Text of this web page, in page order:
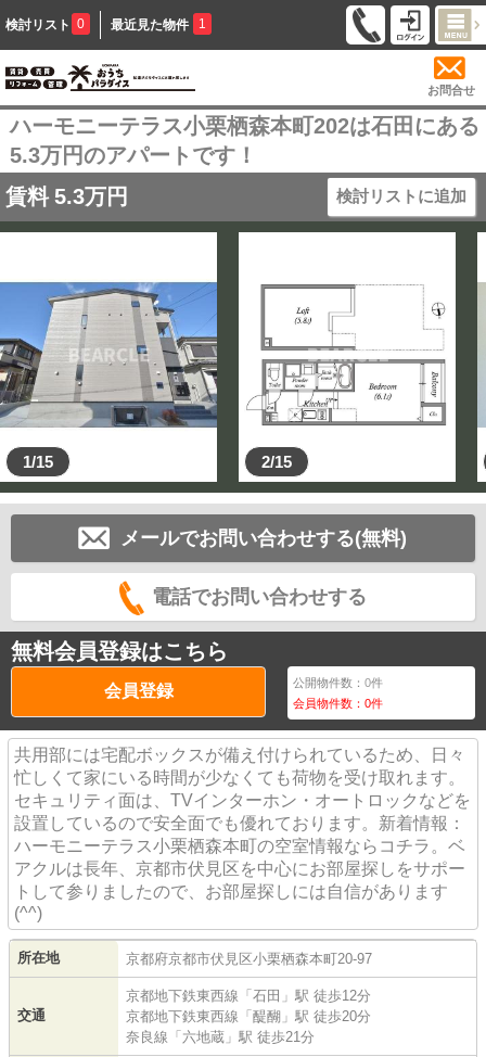
検討リスト 0 最近見た物件 1
お問合せ
ハーモニーテラス小栗栖森本町202は石田にある
5.3万円のアパートです！
賃料 5.3万円 検討リストに追加
1/15 2/15
メールでお問い合わせする(無料)
電話でお問い合わせする
無料会員登録はこちら
会員登録 公開物件数：0件
会員物件数：0件
共用部には宅配ボックスが備え付けられているため、日々
忙しくて家にいる時間が少なくても荷物を受け取れます。
セキュリティ面は、TVインターホン・オートロックなどを
設置しているので安全面でも優れております。新着情報：
ハーモニーテラス小栗栖森本町の空室情報ならコチラ。ベ
アクルは長年、京都市伏見区を中心にお部屋探しをサポー
トして参りましたので、お部屋探しには自信があります
(^^)
所在地 京都府京都市伏見区小栗栖森本町20-97
交通
京都地下鉄東西線 「 石田 」駅 徒歩12分
京都地下鉄東西線 「 醍醐 」駅 徒歩20分
奈良線 「 六地蔵 」駅 徒歩21分